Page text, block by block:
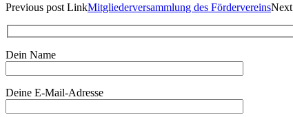
Previous post LinkMitgliederversammlung des FördervereinsNext
Dein Name
Deine E-Mail-Adresse